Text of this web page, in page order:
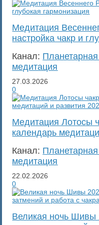
Медитация
настройка чакр и
Канал:
медитация
27.03.2026
0
Медитация Лотосы
календарь
Канал:
медитация
22.02.2026
0
Великая ночь Шивы